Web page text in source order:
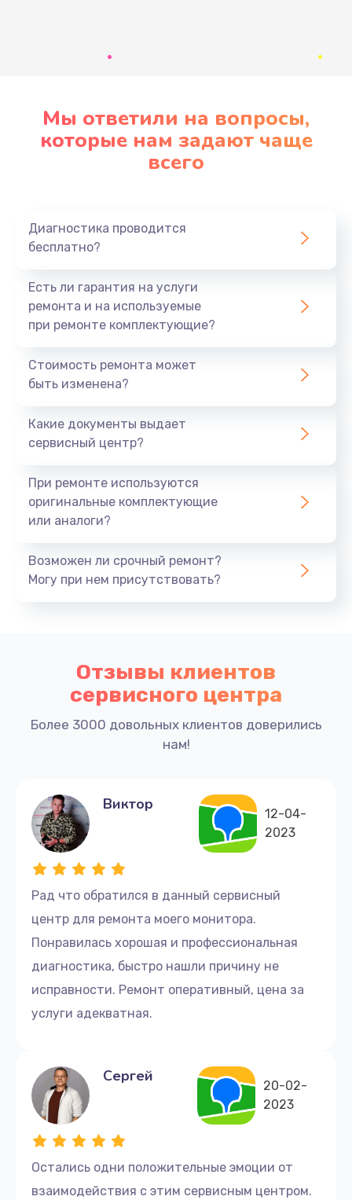
Мы ответили на вопросы,
которые нам задают чаще
всего
Диагностика проводится
бесплатно?
Есть ли гарантия на услуги
ремонта и на используемые
при ремонте комплектующие?
Стоимость ремонта может
быть изменена?
Какие документы выдает
сервисный центр?
При ремонте используются
оригинальные комплектующие
или аналоги?
Возможен ли срочный ремонт?
Могу при нем присутствовать?
Отзывы клиентов
сервисного центра
Более 3000 довольных клиентов доверились
нам!
Рад что обратился в данный сервисный
центр для ремонта моего монитора.
Понравилась хорошая и профессиональная
диагностика, быстро нашли причину не
исправности. Ремонт оперативный, цена за
услуги адекватная.
Виктор
12-04-
2023
Остались одни положительные эмоции от
взаимодействия с этим сервисным центром.
Сергей
20-02-
2023